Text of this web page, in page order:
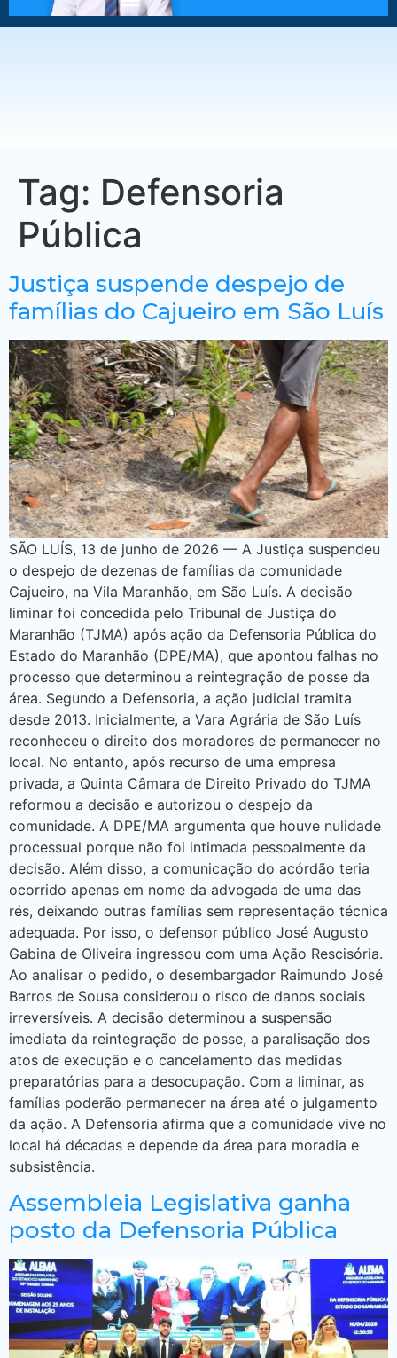
Tag: Defensoria
Pública
Justiça suspende despejo de
famílias do Cajueiro em São Luís
SÃO LUÍS, 13 de junho de 2026 — A Justiça suspendeu
o despejo de dezenas de famílias da comunidade
Cajueiro, na Vila Maranhão, em São Luís. A decisão
liminar foi concedida pelo Tribunal de Justiça do
Maranhão (TJMA) após ação da Defensoria Pública do
Estado do Maranhão (DPE/MA), que apontou falhas no
processo que determinou a reintegração de posse da
área. Segundo a Defensoria, a ação judicial tramita
desde 2013. Inicialmente, a Vara Agrária de São Luís
reconheceu o direito dos moradores de permanecer no
local. No entanto, após recurso de uma empresa
privada, a Quinta Câmara de Direito Privado do TJMA
reformou a decisão e autorizou o despejo da
comunidade. A DPE/MA argumenta que houve nulidade
processual porque não foi intimada pessoalmente da
decisão. Além disso, a comunicação do acórdão teria
ocorrido apenas em nome da advogada de uma das
rés, deixando outras famílias sem representação técnica
adequada. Por isso, o defensor público José Augusto
Gabina de Oliveira ingressou com uma Ação Rescisória.
Ao analisar o pedido, o desembargador Raimundo José
Barros de Sousa considerou o risco de danos sociais
irreversíveis. A decisão determinou a suspensão
imediata da reintegração de posse, a paralisação dos
atos de execução e o cancelamento das medidas
preparatórias para a desocupação. Com a liminar, as
famílias poderão permanecer na área até o julgamento
da ação. A Defensoria afirma que a comunidade vive no
local há décadas e depende da área para moradia e
subsistência.
Assembleia Legislativa ganha
posto da Defensoria Pública